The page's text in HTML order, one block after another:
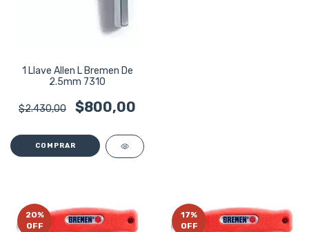
1 Llave Allen L Bremen De
2.5mm 7310
$2.430,00 $800,00
20%
OFF
17%
OFF